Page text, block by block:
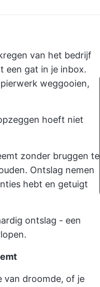
van het bedrijf
een gat in je inbox.
weggooien,
hoeft niet
zonder bruggen te
Ontslag nemen
hebt en getuigt
ontslag - een
van droomde, of je